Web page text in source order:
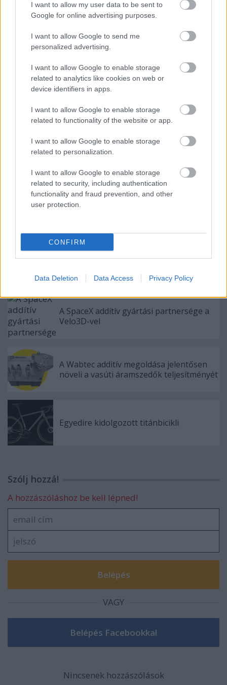
I want to allow my user data to be sent to
Google for online advertising purposes.
I want to allow Google to send me
personalized advertising.
I want to allow Google to enable storage
related to analytics like cookies on web or
device identifiers in apps.
I want to allow Google to enable storage
related to functionality of the website or app.
I want to allow Google to enable storage
related to personalization.
I want to allow Google to enable storage
related to security, including authentication
functionality and fraud prevention, and other
user protection.
CONFIRM
Data Deletion Data Access Privacy Policy
A porformájú anyag az EOS által fémjelzett
közvetlen lézeres fémszinterezéssel (DMLS), egy
porágyas fúziós eljárással kompatibilis. A hőkezelés
annyira kiváló, hogy az erre fordított idő 88
százaléka megspórolható, ami nem minden lézeres
porágy-fúziónál egyértelmű.
Címkék:ipar alumínium EOS fémnyomtatás ötvözetek
Ajánlott bejegyzések:
A Nano Dimension felvásárolja az első
hibrid, fém-kompozit nyomtatót
Ellenáll-e a 3D nyomtatott volfrám egy
A SpaceX addítív gyártási partnersége a
Velo3D-vel
A Wabtec additív megoldása jelentősen
növeli a vasúti áramszedők teljesítményét
Egyedire kidolgozott titánbicikli
Szólj hozzá!
A hozzászóláshoz be kell lépned!
VAGY
Nincsenek hozzászólások